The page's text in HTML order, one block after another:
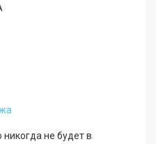
не будет в